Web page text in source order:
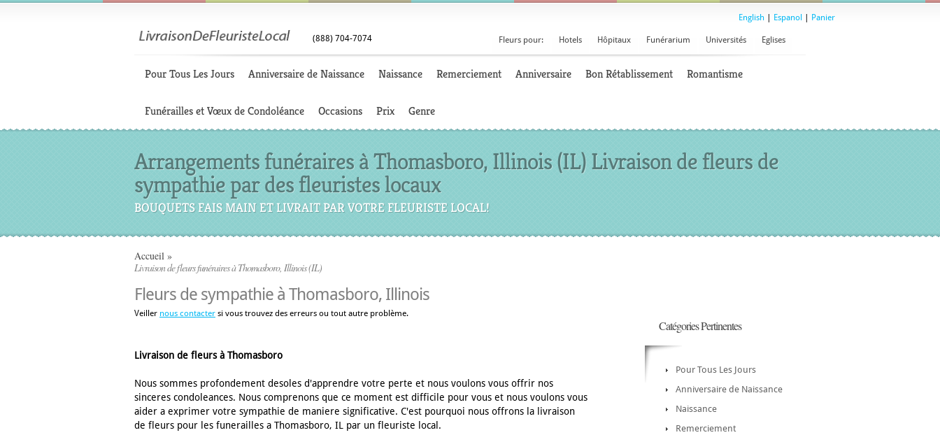
English Espanol Panier
(888) 704-7074 Fleurs pour: Hotels Hôpitaux Funérarium Universités Eglises
Pour Tous Les Jours Anniversaire de Naissance Naissance Remerciement Anniversaire Bon Rétablissement Romantisme
Funérailles et Vœux de Condoléance Occasions Prix Genre
Arrangements funéraires à Thomasboro, Illinois (IL) Livraison de fleurs de
sympathie par des fleuristes locaux
BOUQUETS FAIS MAIN ET LIVRAIT PAR VOTRE FLEURISTE LOCAL!
Accueil »
Livraison de fleurs funéraires à Thomasboro, Illinois (IL)
Fleurs de sympathie à Thomasboro, Illinois
Veiller nous contacter si vous trouvez des erreurs ou tout autre problème.
Livraison de fleurs à Thomasboro
Nous sommes profondement desoles d'apprendre votre perte et nous voulons vous offrir nos
sinceres condoleances. Nous comprenons que ce moment est difficile pour vous et nous voulons vous
aider a exprimer votre sympathie de maniere significative. C'est pourquoi nous offrons la livraison
de fleurs pour les funerailles a Thomasboro, IL par un fleuriste local.
Catégories Pertinentes
Pour Tous Les Jours
Anniversaire de Naissance
Naissance
Remerciement